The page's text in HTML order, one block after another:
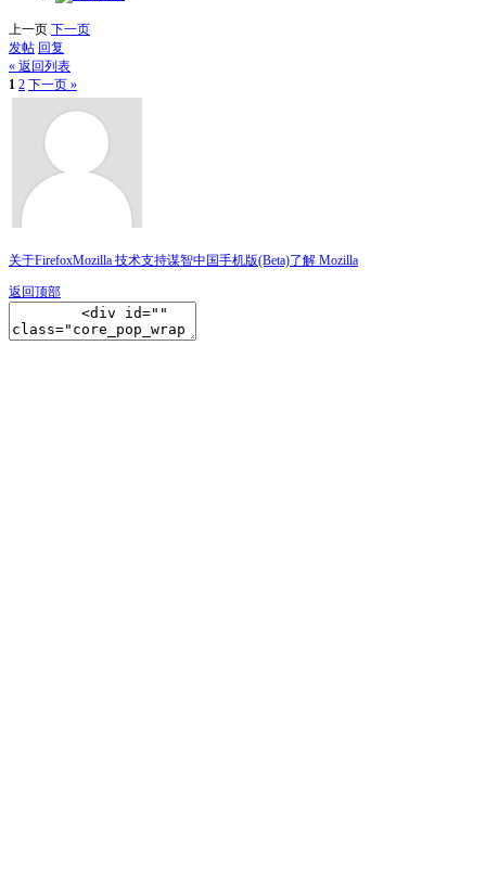
上一页 下一页
发帖 回复
« 返回列表
1 2 下一页 »
关于FirefoxMozilla 技术支持谋智中国手机版(Beta)了解 Mozilla
返回顶部